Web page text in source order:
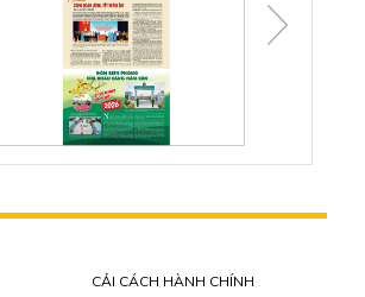
CẢI CÁCH HÀNH CHÍNH